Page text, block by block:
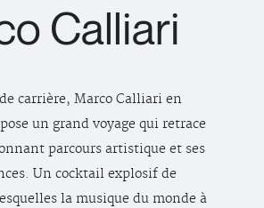
Calliari
carrière, Marco Calliari en
un grand voyage qui retrace
parcours artistique et ses
Un cocktail explosif de
la musique du monde à